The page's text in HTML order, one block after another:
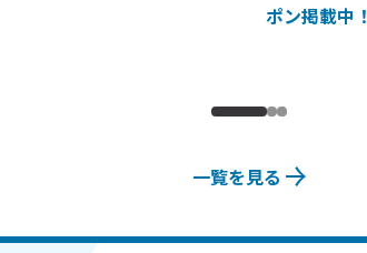
ポン掲載中！
一覧を見る